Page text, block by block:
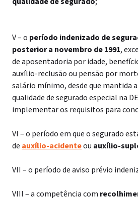
V – o período indenizado de
posterior a novembro de 1991,
de aposentadoria por idade,
auxílio-reclusão ou pensão por
salário mínimo, desde que mantida
qualidade de segurado especial na
implementar os requisitos para
VI – o período em que o segurado
de auxílio-acidenteou auxílio-
VII – o período de aviso prévio
VIII – a competência com